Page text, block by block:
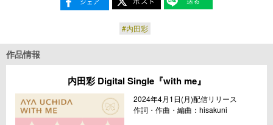
#内田彩
作品情報
内田彩 Digital Single『with me』
2024年4月1日(月)配信リリース
作詞・作曲・編曲：hisakuni